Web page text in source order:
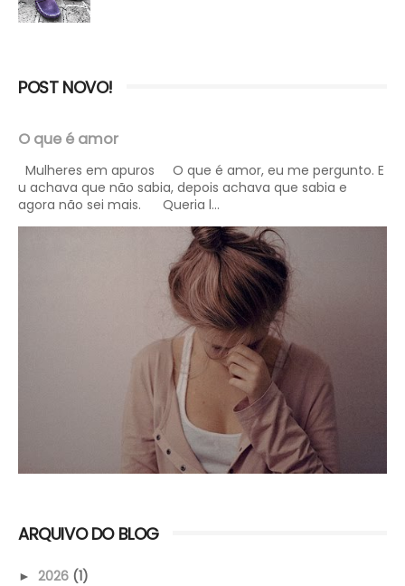
POST NOVO!
O que é amor
Mulheres em apuros O que é amor, eu me pergunto. E
u achava que não sabia, depois achava que sabia e
agora não sei mais. Queria l...
ARQUIVO DO BLOG
► 2026 (1)